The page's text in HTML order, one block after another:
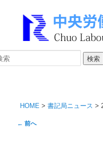
HOME > 書記局ニュース >
投
← 前へ